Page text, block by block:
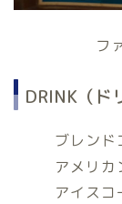
フ
DRINK（ド
ブレン
アメリ
アイス